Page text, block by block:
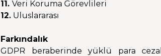
11.Veri Koruma Görevlileri
12. Uluslararası
Farkındalık
GDPR beraberinde yüklü para